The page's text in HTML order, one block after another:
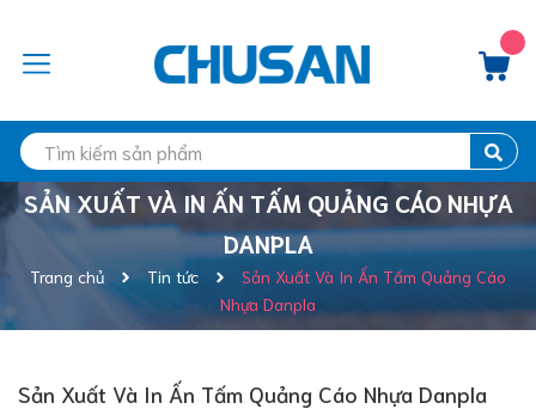
SẢN XUẤT VÀ IN ẤN TẤM QUẢNG CÁO NHỰA
DANPLA
Trang chủ Tin tức
Sản Xuất Và In Ấn Tấm Quảng Cáo
Nhựa Danpla
Sản Xuất Và In Ấn Tấm Quảng Cáo Nhựa Danpla